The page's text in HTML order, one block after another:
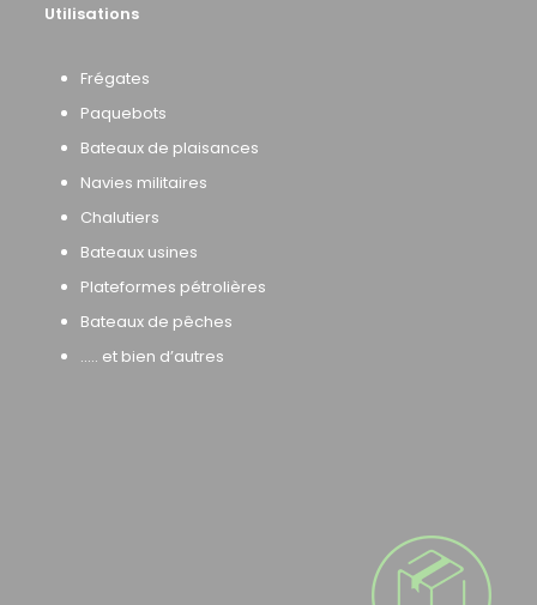
Utilisations
Frégates
Paquebots
Bateaux de plaisances
Navies militaires
Chalutiers
Bateaux usines
Plateformes pétrolières
Bateaux de pêches
….. et bien d’autres